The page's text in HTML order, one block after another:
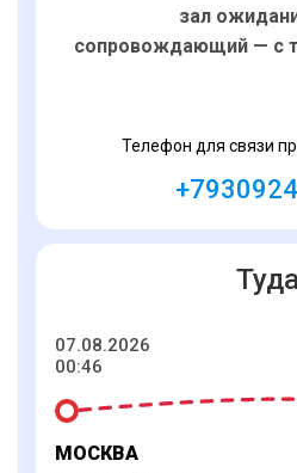
зал
сопровождающий — с
Телефон для связи
07.08.2026
00:46
МОСКВА